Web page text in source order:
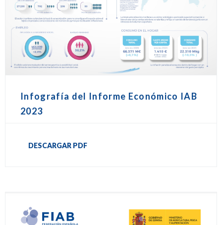
Infografía del Informe Económico IAB
2023
DESCARGAR PDF